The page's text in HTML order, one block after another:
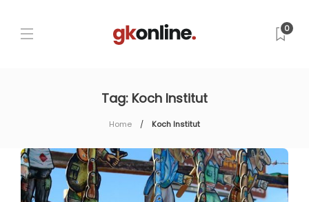
0
Tag: Koch Institut
Home Koch Institut